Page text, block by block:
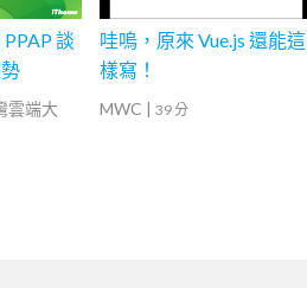
談
雲端大
哇嗚，原來 Vue.js 還能這
樣寫！
MWC | 39 分